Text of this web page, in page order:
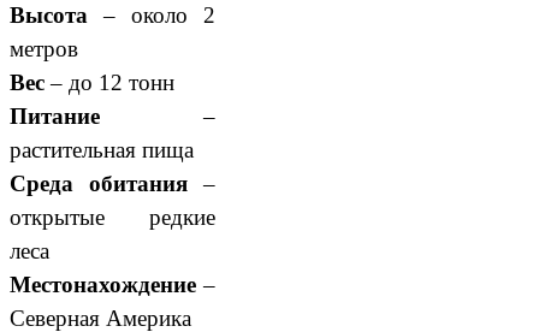
Высота – около 2
метров
Вес– до 12 тонн
Питание –
растительная пища
Среда обитания–
открытые редкие
леса
Местонахождение –
Северная Америка